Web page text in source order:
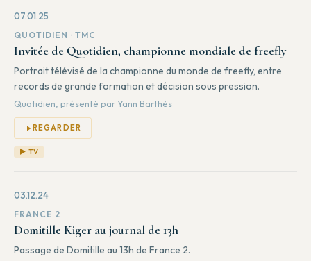
07.01.25
QUOTIDIEN · TMC
Invitée de Quotidien, championne mondiale de freefly
Portrait télévisé de la championne du monde de freefly, entre
records de grande formation et décision sous pression.
Quotidien, présenté par Yann Barthès
REGARDER
▶ TV
03.12.24
FRANCE 2
Domitille Kiger au journal de 13h
Passage de Domitille au 13h de France 2.